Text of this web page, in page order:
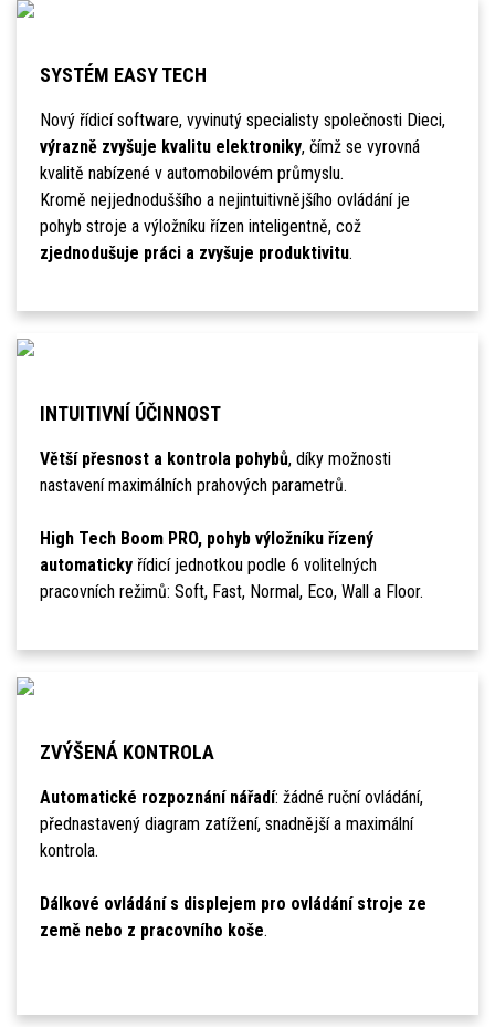
SYSTÉM EASY TECH
Nový řídicí software, vyvinutý specialisty společnosti Dieci,
výrazně zvyšuje kvalitu elektroniky, čímž se vyrovná
kvalitě nabízené v automobilovém průmyslu.
Kromě nejjednoduššího a nejintuitivnějšího ovládání je
pohyb stroje a výložníku řízen inteligentně, což
zjednodušuje práci a zvyšuje produktivitu.
INTUITIVNÍ ÚČINNOST
Větší přesnost a kontrola pohybů, díky možnosti
nastavení maximálních prahových parametrů.
High Tech Boom PRO, pohyb výložníku řízený
automatickyřídicí jednotkou podle 6 volitelných
pracovních režimů: Soft, Fast, Normal, Eco, Wall a Floor.
ZVÝŠENÁ KONTROLA
Automatické rozpoznání nářadí: žádné ruční ovládání,
přednastavený diagram zatížení, snadnější a maximální
kontrola.
Dálkové ovládání s displejem pro ovládání stroje ze
země nebo z pracovního koše.